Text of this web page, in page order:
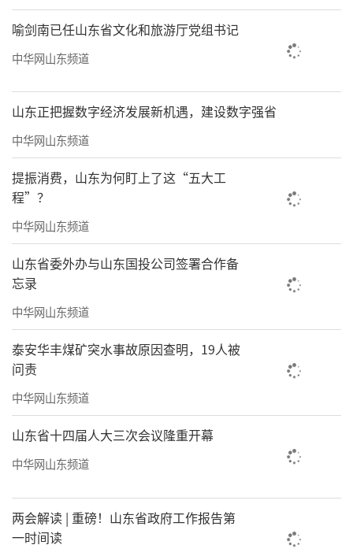
展示了新区迷人的海岸风光与宜居宜业、宜游
宜人的城市品质；“康养”板块则呈现了新区
打造“山海康养名城、活力健康湾区”的资源
优势与康养价值。
城市发展的先锋力量。访谈视频中，来自中国
海洋大学、中国石油大学（华东）、哈尔滨工
程大学、山东科技大学、青岛理工大学、香港
城市大学等6所高校书记、校长畅谈了高校在新
区未来的发展规划，表达了与新区同频共振、
共育人才的坚定信心。
值得一提的是，为抢抓人工智能、绿色低
碳等时代风口，整合优质资源、凝聚合作力
量，现场新区正式推出“未来合伙人计划”。
来自中电科思仪、极视角、元思科技、转转集
团等8家前沿领域企业和机构的代表登上舞台，
共同点亮未来合伙人标识。据悉，这些企业和
机构来自智能制造、海洋科创、循环经济等重
点领域，未来，他们将与新区一同追梦，以青
春之名、以奋斗之姿，拥抱时代浪潮。
喻剑南已任山东省文化和旅游厅党组书记
中华网山东频道
山东正把握数字经济发展新机遇，建设数字强省
中华网山东频道
提振消费，山东为何盯上了这“五大工
程”？
中华网山东频道
山东省委外办与山东国投公司签署合作备
忘录
中华网山东频道
泰安华丰煤矿突水事故原因查明，19人被
问责
中华网山东频道
山东省十四届人大三次会议隆重开幕
中华网山东频道
两会解读 | 重磅！山东省政府工作报告第
一时间读